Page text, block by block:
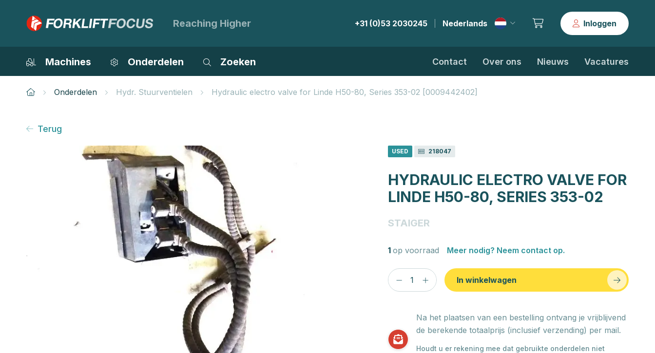
Reaching Higher +31 (0)53 2030245 | Nederlands Inloggen
Machines Onderdelen Zoeken Contact Over ons Nieuws Vacatures
Onderdelen Hydr. Stuurventielen Hydraulic electro valve for Linde H50-80, Series 353-02 [0009442402]
Terug
USED 218047
HYDRAULIC ELECTRO VALVE FOR
LINDE H50-80, SERIES 353-02
STAIGER
1 op voorraad Meer nodig? Neem contact op.
In winkelwagen
Na het plaatsen van een bestelling ontvang je vrijblijvend
de berekende totaalprijs (inclusief verzending) per mail.
Houdt u er rekening mee dat gebruikte onderdelen niet